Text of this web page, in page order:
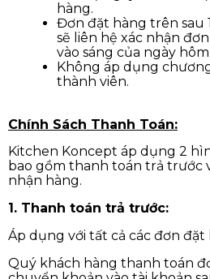
hàng.
Đơn đặt hàng trên sau
sẽ liên hệ xác nhận
vào sáng của ngày hôm
Không áp dụng
thành viên.
Chính Sách Thanh Toán:
Kitchen Koncept áp dụng 2
bao gồm thanh toán trả trước
nhận hàng.
1. Thanh toán trả trước:
Áp dụng với tất cả các đơn
Quý khách hàng thanh toán